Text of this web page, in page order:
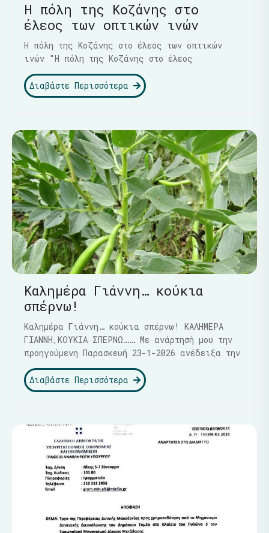
Η πόλη της Κοζάνης στο
έλεος των οπτικών ινών
Η πόλη της Κοζάνης στο έλεος των οπτικών
ινών "Η πόλη της Κοζάνης στο έλεος
Διαβάστε Περισσότερα
Καλημέρα Γιάννη… κούκια
σπέρνω!
Καλημέρα Γιάννη… κούκια σπέρνω! ΚΑΛΗΜΕΡΑ
ΓΙΑΝΝΗ,ΚΟΥΚΙΑ ΣΠΕΡΝΩ…… Με ανάρτησή μου την
προηγούμενη Παρασκευή 23-1-2026 ανέδειξα την
Διαβάστε Περισσότερα